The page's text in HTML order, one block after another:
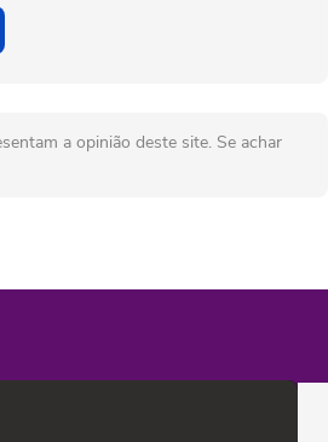
a opinião deste site. Se achar